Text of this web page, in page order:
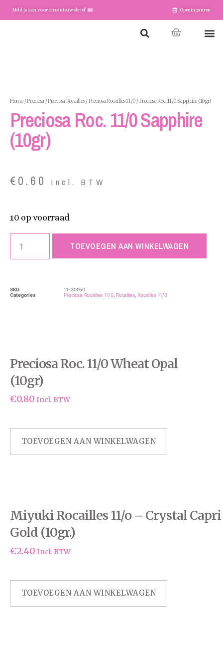
Meld je aan voor onze nieuwsbrief Openingsuren
Home/Preciosa/Preciosa Rocailles/Preciosa Rocailles 11/0 / Preciosa Roc. 11/0 Sapphire (10gr)
Preciosa Roc. 11/0 Sapphire
(10gr)
€0.60 Incl. BTW
10 op voorraad
TOEVOEGEN AAN WINKELWAGEN
SKU
11-30050
Categories
Preciosa Rocailles 11/0, Rocailles, Rocailles 11/0
Preciosa Roc. 11/0 Wheat Opal
(10gr)
€0.80 Incl. BTW
TOEVOEGEN AAN WINKELWAGEN
Miyuki Rocailles 11/o – Crystal Capri
Gold (10gr.)
€2.40 Incl. BTW
TOEVOEGEN AAN WINKELWAGEN